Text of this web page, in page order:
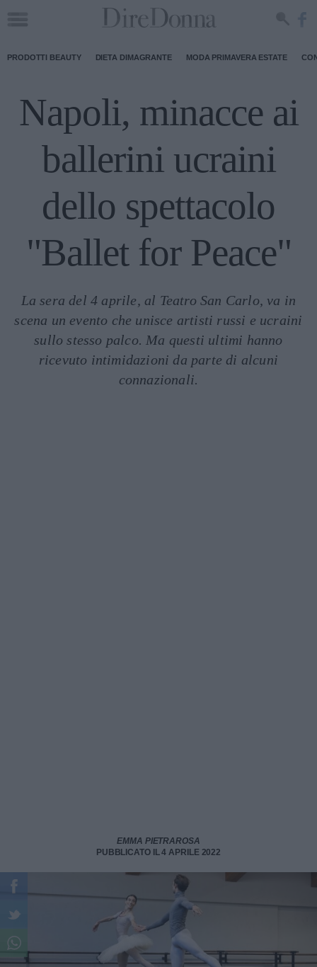
PRODOTTI BEAUTY DIETA DIMAGRANTE MODA PRIMAVERA ESTATE
Napoli, minacce ai
ballerini ucraini
dello spettacolo
"Ballet for Peace"
La sera del 4 aprile, al Teatro San Carlo, va in
scena un evento che unisce artisti russi e ucraini
sullo stesso palco. Ma questi ultimi hanno
ricevuto intimidazioni da parte di alcuni
connazionali.
EMMA PIETRAROSA
PUBBLICATO IL 4 APRILE 2022